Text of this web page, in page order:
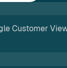
Customer